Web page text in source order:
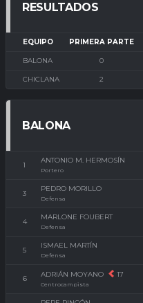
RESULTADOS
EQUIPO PRIMERA PARTE
BALONA 0
CHICLANA 2
BALONA
1
ANTONIO M. HERMOSÍN
Portero
3
PEDRO MORILLO
Defensa
4
MARLONE FOUBERT
Defensa
5
ISMAEL MARTÍN
Defensa
6 ADRIÁN MOYANO 17
Centrocampista